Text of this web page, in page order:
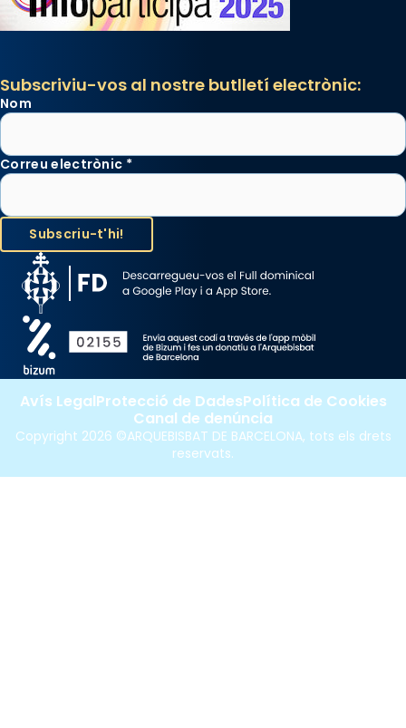
Subscriviu-vos al nostre butlletí electrònic:
Nom
Correu electrònic *
Copyright 2026 ©ARQUEBISBAT DE BARCELONA, tots els drets
reservats.
Avís LegalProtecció de DadesPolítica de Cookies
Canal de denúncia